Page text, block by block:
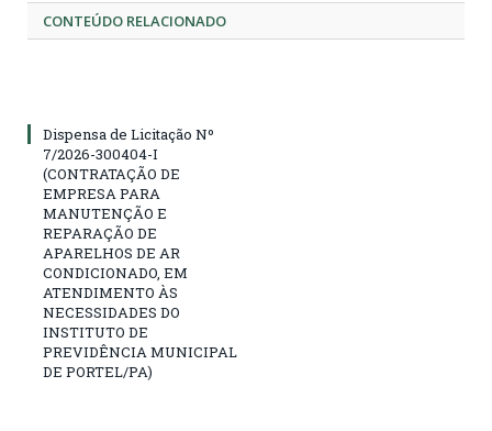
CONTEÚDO RELACIONADO
Dispensa de Licitação Nº
7/2026-300404-I
(CONTRATAÇÃO DE
EMPRESA PARA
MANUTENÇÃO E
REPARAÇÃO DE
APARELHOS DE AR
CONDICIONADO, EM
ATENDIMENTO ÀS
NECESSIDADES DO
INSTITUTO DE
PREVIDÊNCIA MUNICIPAL
DE PORTEL/PA)